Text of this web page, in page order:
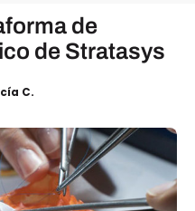
de
de Stratasys
C.